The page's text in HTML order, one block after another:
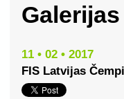
Galerijas
11 • 02 • 2017
FIS Latvijas